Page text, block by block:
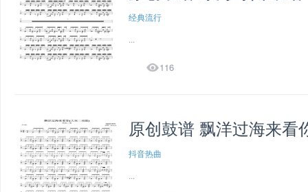
经典流行
116
原创鼓谱 飘洋过海来看
抖音热曲